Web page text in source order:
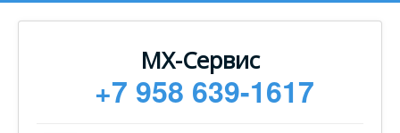
МХ-Сервис
+7 958 639-1617